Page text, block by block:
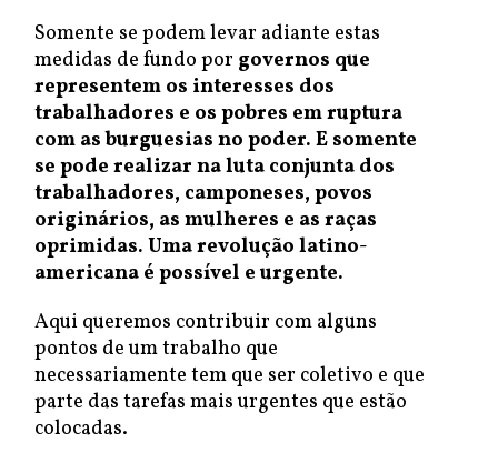
Somente se podem levar adiante estas
medidas de fundo por governos que
representem os interesses dos
trabalhadores e os pobres em ruptura
com as burguesias no poder. E somente
se pode realizar na luta conjunta dos
trabalhadores, camponeses, povos
originários, as mulheres e as raças
oprimidas. Uma revolução latino-
americana é possível e urgente.
Aqui queremos contribuir com alguns
pontos de um trabalho que
necessariamente tem que ser coletivo e que
parte das tarefas mais urgentes que estão
colocadas.